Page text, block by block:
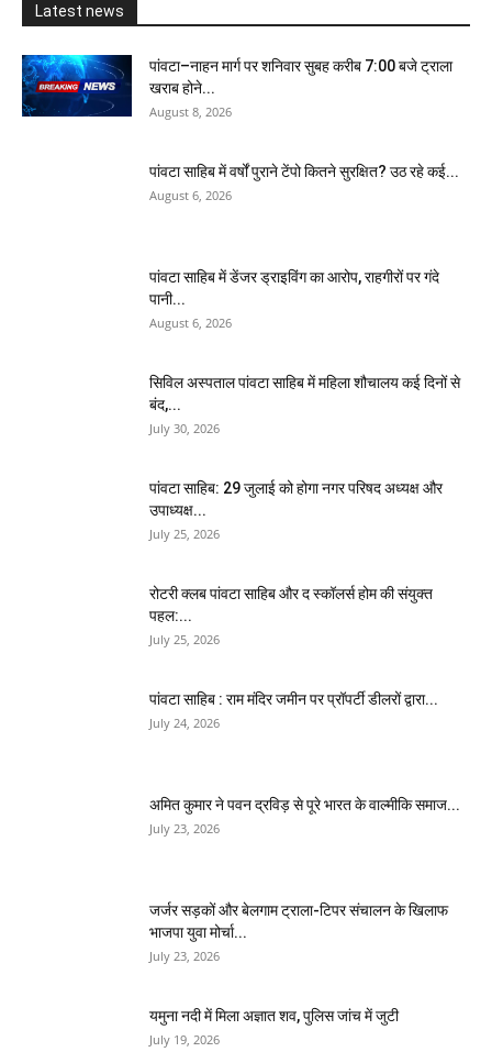
Latest news
पांवटा–नाहन मार्ग पर शनिवार सुबह करीब 7:00 बजे ट्राला
खराब होने...
August 8, 2026
पांवटा साहिब में वर्षों पुराने टेंपो कितने सुरक्षित? उठ रहे कई...
August 6, 2026
पांवटा साहिब में डेंजर ड्राइविंग का आरोप, राहगीरों पर गंदे
पानी...
August 6, 2026
सिविल अस्पताल पांवटा साहिब में महिला शौचालय कई दिनों से
बंद,...
July 30, 2026
पांवटा साहिब: 29 जुलाई को होगा नगर परिषद अध्यक्ष और
उपाध्यक्ष...
July 25, 2026
​रोटरी क्लब पांवटा साहिब और द स्कॉलर्स होम की संयुक्त
पहल:...
July 25, 2026
पांवटा साहिब : राम मंदिर जमीन पर प्रॉपर्टी डीलरों द्वारा...
July 24, 2026
अमित कुमार ने पवन द्रविड़ से पूरे भारत के वाल्मीकि समाज...
July 23, 2026
जर्जर सड़कों और बेलगाम ट्राला-टिपर संचालन के खिलाफ
भाजपा युवा मोर्चा...
July 23, 2026
यमुना नदी में मिला अज्ञात शव, पुलिस जांच में जुटी
July 19, 2026